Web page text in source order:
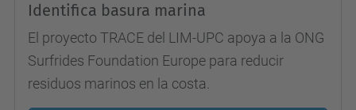
Identifica basura marina
El proyecto TRACE del LIM-UPC apoya a la ONG
Surfrides Foundation Europe para reducir
residuos marinos en la costa.